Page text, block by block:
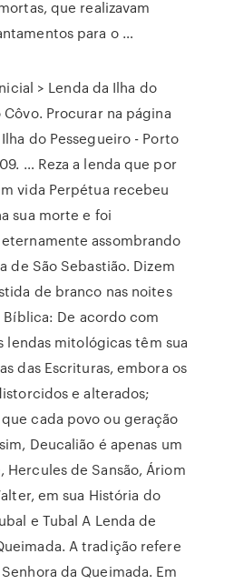
que realizavam
para o …
> Lenda da Ilha do
Procurar na página
do Pessegueiro - Porto
… Reza a lenda que por
vida Perpétua recebeu
sua morte e foi
assombrando
de São Sebastião. Dizem
de branco nas noites
De acordo com
lendas mitológicas têm sua
das Escrituras, embora os
e alterados;
cada povo ou geração
Deucalião é apenas um
Hercules de Sansão, Áriom
em sua História do
e Tubal A Lenda de
A tradição refere
da Queimada. Em